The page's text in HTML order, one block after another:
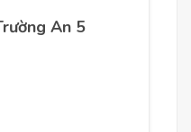
An 5